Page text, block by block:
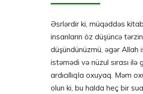
Əsrlərdir ki, müqəddəs
insanların öz düşüncə
düşündünüzmü, əgər Allah
istəmədi və nüzul sırası ilə
ardıcıllıqla oxuyaq. Məm
olun ki, bu halda heç bir